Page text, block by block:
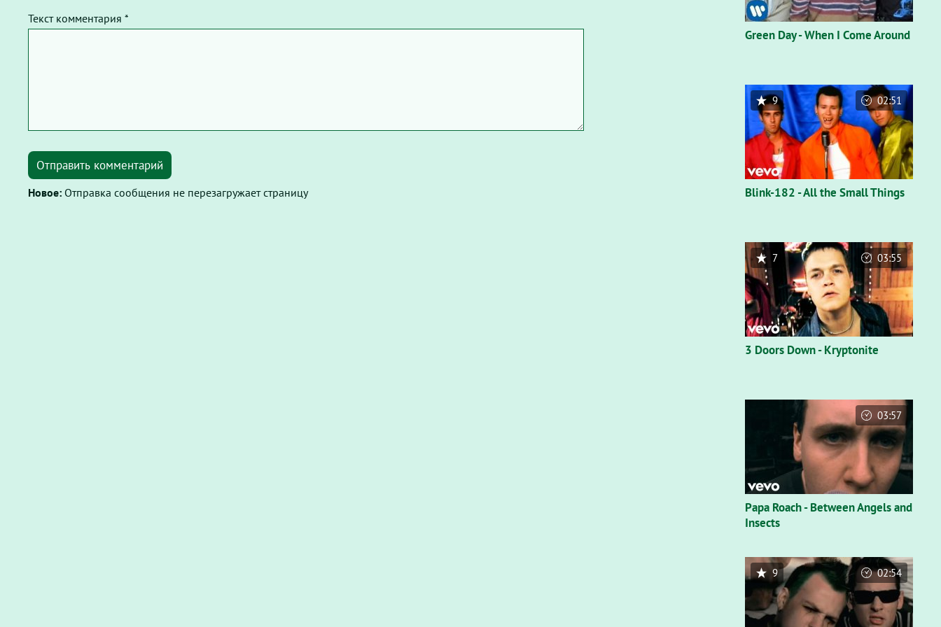
Текст комментария *
Отправить комментарий
Новое: Отправка сообщения не перезагружает страницу
Green Day - When I Come Around
Blink-182 - All the Small Things
9 02:51
3 Doors Down - Kryptonite
7 03:55
Papa Roach - Between Angels and
Insects
03:57
9 02:54